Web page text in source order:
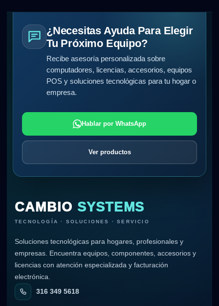
¿Necesitas Ayuda Para Elegir
Tu Próximo Equipo?
Recibe asesoría personalizada sobre
computadores, licencias, accesorios, equipos
POS y soluciones tecnológicas para tu hogar o
empresa.
Hablar por WhatsApp
Ver productos
CAMBIO SYSTEMS
TECNOLOGÍA · SOLUCIONES · SERVICIO
Soluciones tecnológicas para hogares, profesionales y
empresas. Encuentra equipos, componentes, accesorios y
licencias con atención especializada y facturación
electrónica.
316 349 5618